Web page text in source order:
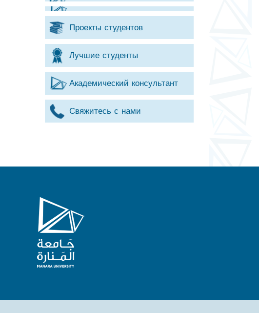
Проекты студентов
Лучшие студенты
Академический консультант
Свяжитесь с нами